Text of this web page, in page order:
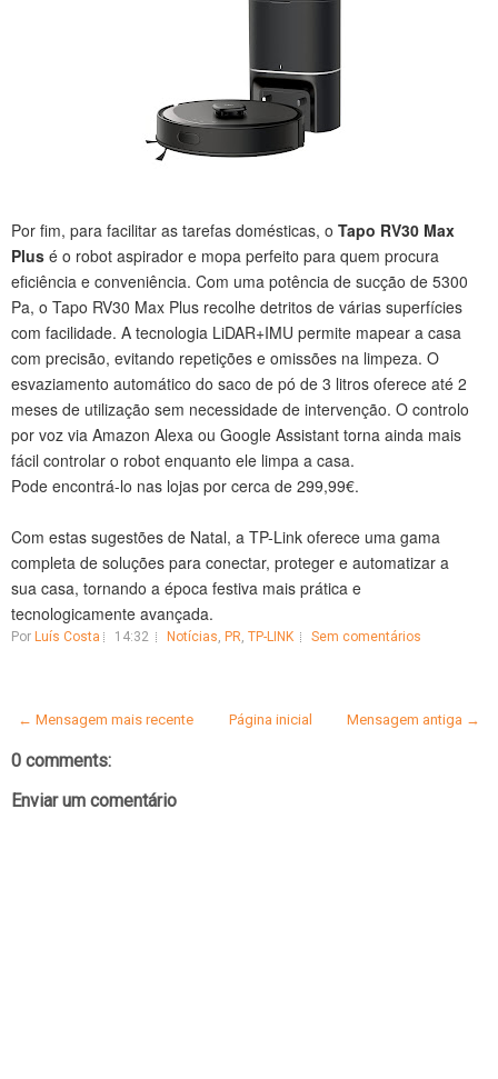
Por fim, para facilitar as tarefas domésticas, o Tapo RV30 Max
Plus é o robot aspirador e mopa perfeito para quem procura
eficiência e conveniência. Com uma potência de sucção de 5300
Pa, o Tapo RV30 Max Plus recolhe detritos de várias superfícies
com facilidade. A tecnologia LiDAR+IMU permite mapear a casa
com precisão, evitando repetições e omissões na limpeza. O
esvaziamento automático do saco de pó de 3 litros oferece até 2
meses de utilização sem necessidade de intervenção. O controlo
por voz via Amazon Alexa ou Google Assistant torna ainda mais
fácil controlar o robot enquanto ele limpa a casa.
Pode encontrá-lo nas lojas por cerca de 299,99€.
Com estas sugestões de Natal, a TP-Link oferece uma gama
completa de soluções para conectar, proteger e automatizar a
sua casa, tornando a época festiva mais prática e
tecnologicamente avançada.
Por Luís Costa 14:32 Notícias, PR, TP-LINK Sem comentários
← Mensagem mais recente Mensagem antiga →
Página inicial
0 comments:
Enviar um comentário